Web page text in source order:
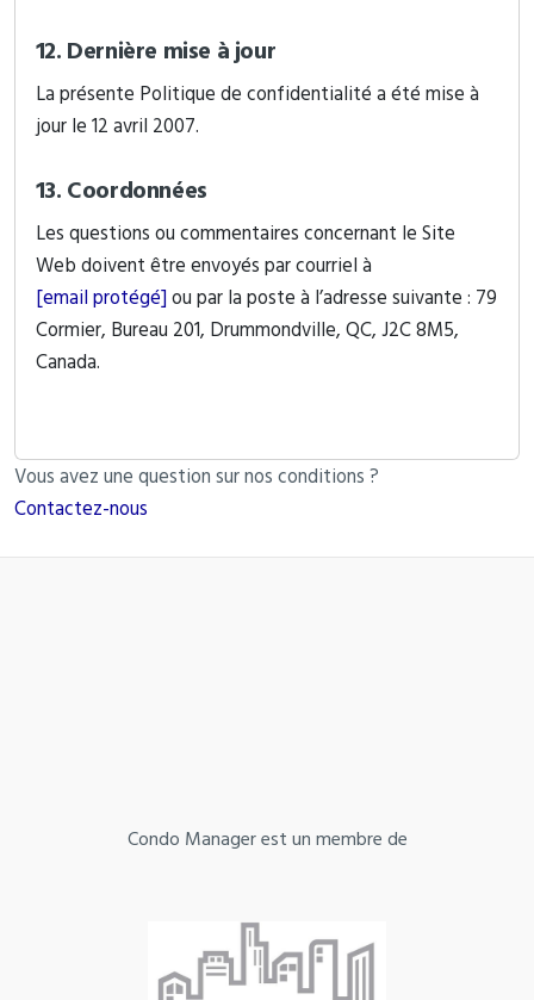
12. Dernière mise à jour
La présente Politique de confidentialité a été mise à
jour le 12 avril 2007.
13. Coordonnées
Les questions ou commentaires concernant le Site
Web doivent être envoyés par courriel à
[email protégé] ou par la poste à l’adresse suivante : 79
Cormier, Bureau 201, Drummondville, QC, J2C 8M5,
Canada.
Vous avez une question sur nos conditions ?
Contactez-nous
Condo Manager est un membre de